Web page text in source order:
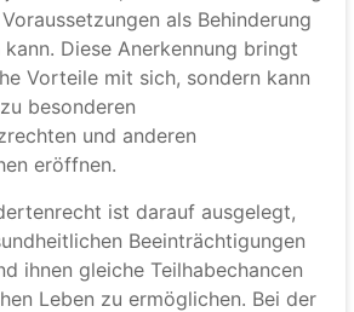
als Behinderung
Diese Anerkennung bringt
Vorteile mit sich, sondern kann
besonderen
und anderen
eröffnen.
ist darauf ausgelegt,
Beeinträchtigungen
ihnen gleiche Teilhabechancen
Leben zu ermöglichen. Bei der